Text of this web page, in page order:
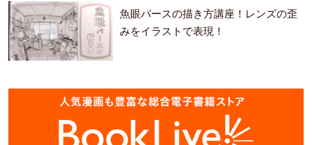
魚眼パースの描き方講座！レンズの歪
みをイラストで表現！